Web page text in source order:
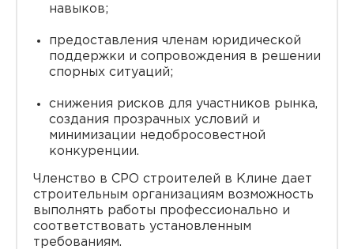
навыков;
предоставления членам юридической
поддержки и сопровождения в решении
спорных ситуаций;
снижения рисков для участников рынка,
создания прозрачных условий и
минимизации недобросовестной
конкуренции.
Членство в СРО строителей в Клине дает
строительным организациям возможность
выполнять работы профессионально и
соответствовать установленным
требованиям.